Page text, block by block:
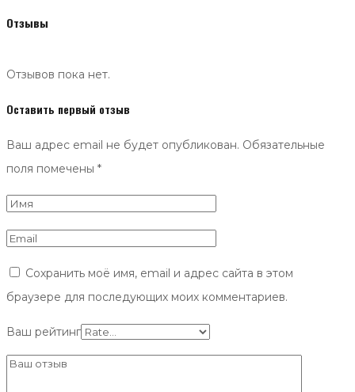
Отзывы
Отзывов пока нет.
Оставить первый отзыв
Ваш адрес email не будет опубликован. Обязательные
поля помечены *
Сохранить моё имя, email и адрес сайта в этом
браузере для последующих моих комментариев.
Ваш рейтинг